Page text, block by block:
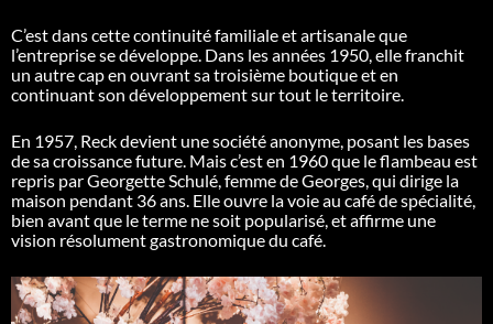
C’est dans cette continuité familiale et artisanale que
l’entreprise se développe. Dans les années 1950, elle franchit
un autre cap en ouvrant sa troisième boutique et en
continuant son développement sur tout le territoire.
En 1957, Reck devient une société anonyme, posant les bases
de sa croissance future. Mais c’est en 1960 que le flambeau est
repris par Georgette Schulé, femme de Georges, qui dirige la
maison pendant 36 ans. Elle ouvre la voie au café de spécialité,
bien avant que le terme ne soit popularisé, et affirme une
vision résolument gastronomique du café.